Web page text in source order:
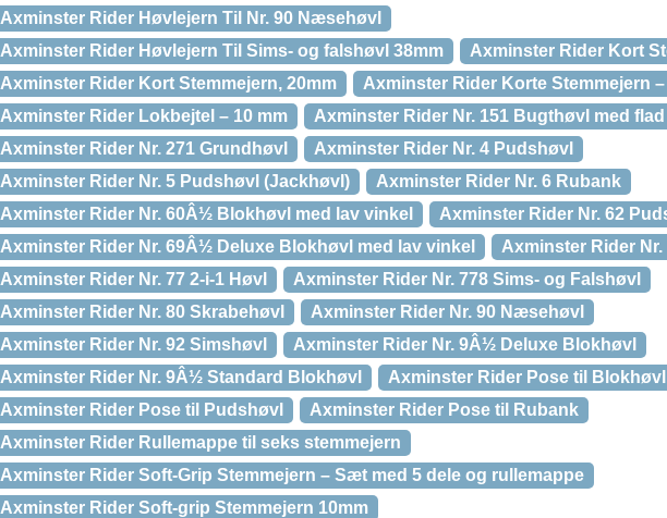
Axminster Rider Høvlejern Til Nr. 90 Næsehøvl
Axminster Rider Høvlejern Til Sims- og falshøvl 38mm
Axminster Rider Kort
Axminster Rider Kort Stemmejern, 20mm
Axminster Rider Korte Stemmejern
Axminster Rider Lokbejtel – 10 mm
Axminster Rider Nr. 151 Bugthøvl med
Axminster Rider Nr. 271 Grundhøvl
Axminster Rider Nr. 4 Pudshøvl
Axminster Rider Nr. 5 Pudshøvl (Jackhøvl)
Axminster Rider Nr. 6 Rubank
Axminster Rider Nr. 60Â½ Blokhøvl med lav vinkel
Axminster Rider Nr. 62
Axminster Rider Nr. 69Â½ Deluxe Blokhøvl med lav vinkel
Axminster Rider
Axminster Rider Nr. 77 2-i-1 Høvl
Axminster Rider Nr. 778 Sims- og Falshøvl
Axminster Rider Nr. 80 Skrabehøvl
Axminster Rider Nr. 90 Næsehøvl
Axminster Rider Nr. 92 Simshøvl
Axminster Rider Nr. 9Â½ Deluxe Blokhøvl
Axminster Rider Nr. 9Â½ Standard Blokhøvl
Axminster Rider Pose til Blokhøvl
Axminster Rider Pose til Pudshøvl
Axminster Rider Pose til Rubank
Axminster Rider Rullemappe til seks stemmejern
Axminster Rider Soft-Grip Stemmejern – Sæt med 5 dele og rullemappe
Axminster Rider Soft-grip Stemmejern 10mm